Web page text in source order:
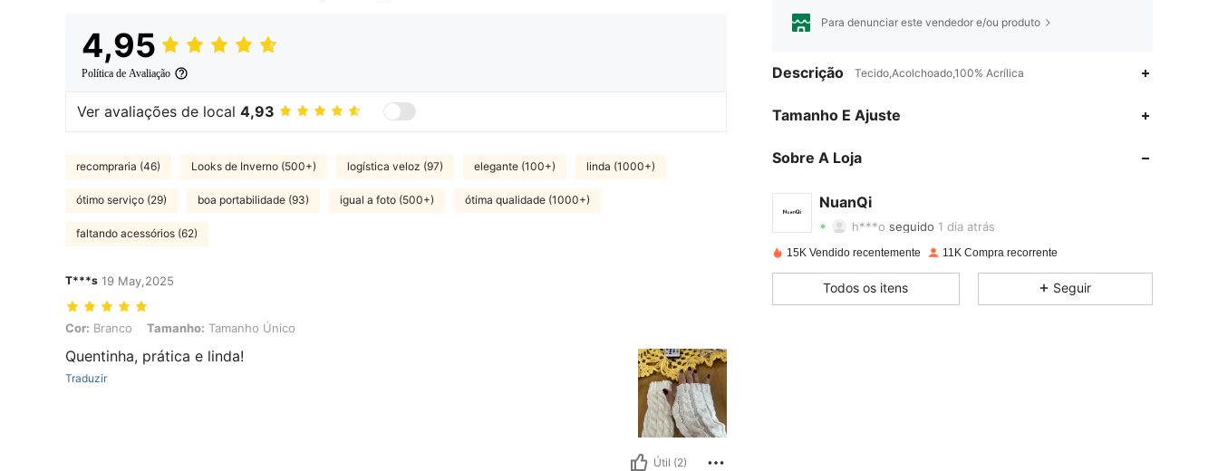
4,95
Política de Avaliação
Ver avaliações de local 4,93
recompraria (46) Looks de Inverno (500+) logística veloz (97) elegante (100+) linda (1000+)
ótimo serviço (29) boa portabilidade (93) igual a foto (500+) ótima qualidade (1000+)
faltando acessórios (62)
T***s 19 May,2025
Cor: Branco, Tamanho: Tamanho Único
Cor: Branco Tamanho: Tamanho Único
Quentinha, prática e linda!
Traduzir
Útil (2)
Para denunciar este vendedor e/ou produto
Descrição Tecido,Acolchoado,100% Acrílica
Tamanho E Ajuste
Sobre A Loja
NuanQi
4,95
4,95
4,95
h***o seguido 1 dia atrás
4,95 Classificação 10 2.4K
4,95 10 2.4K
15K Vendido recentemente 11K Compra recorrente
Todos os itens Seguir